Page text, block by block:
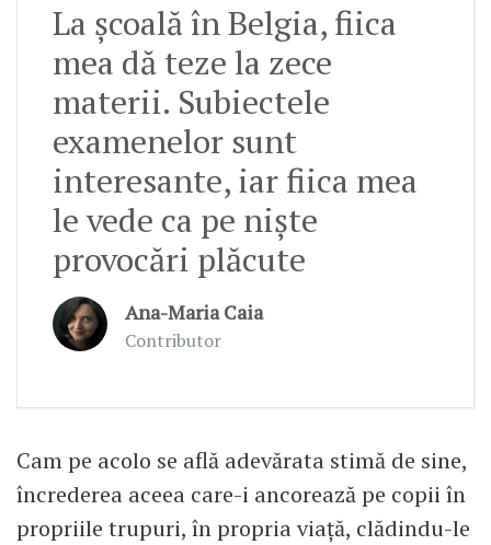
La școală în Belgia, fiica
mea dă teze la zece
materii. Subiectele
examenelor sunt
interesante, iar fiica mea
le vede ca pe niște
provocări plăcute
Ana-Maria Caia
Contributor
Cam pe acolo se află adevărata stimă de sine,
încrederea aceea care-i ancorează pe copii în
propriile trupuri, în propria viaţă, clădindu-le